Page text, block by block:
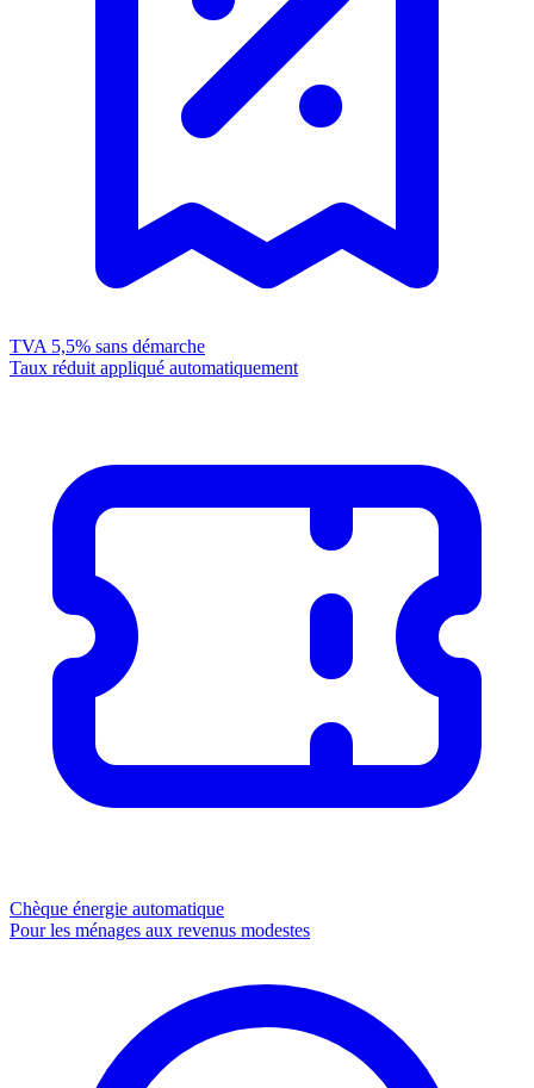
TVA 5,5% sans démarche
Taux réduit appliqué automatiquement
Chèque énergie automatique
Pour les ménages aux revenus modestes